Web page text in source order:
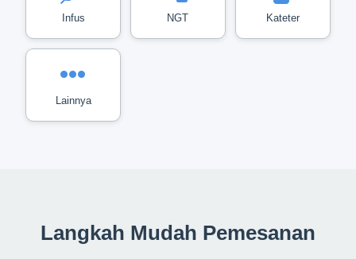
Infus NGT Kateter
Lainnya
Langkah Mudah Pemesanan